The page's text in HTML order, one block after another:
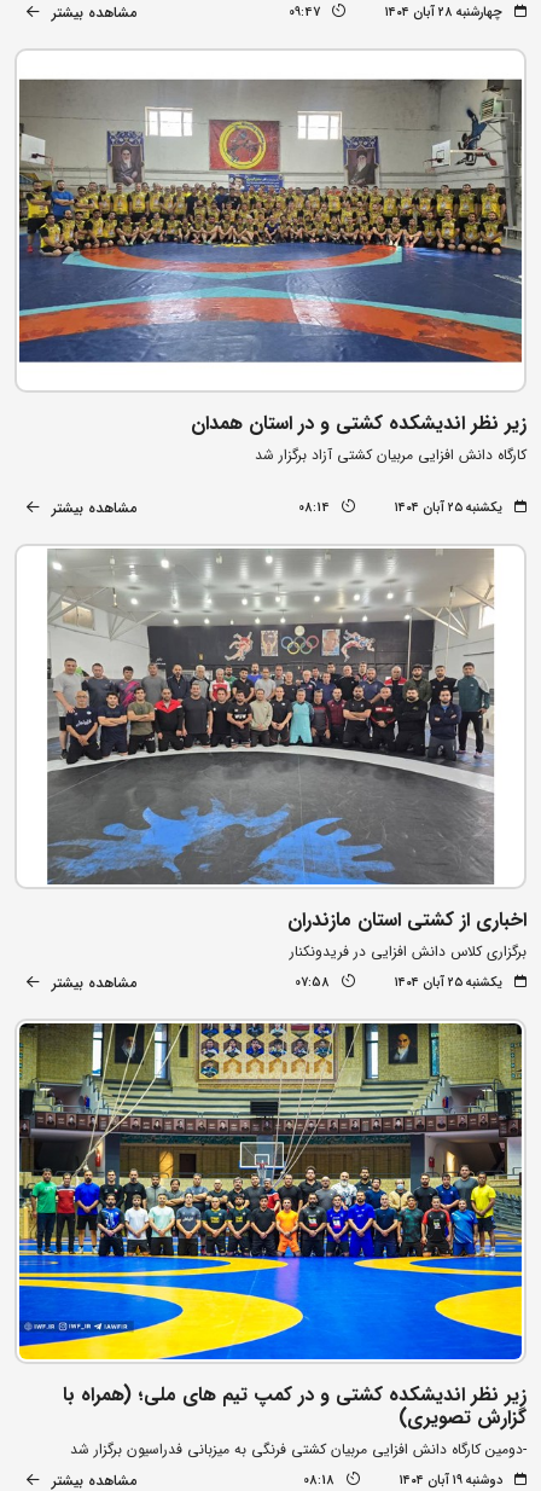
چهارشنبه ۲۸ آبان ۱۴۰۴ 09:47 مشاهده بیشتر
زیر نظر اندیشکده کشتی و در استان همدان
کارگاه دانش افزایی مربیان کشتی آزاد برگزار شد
یکشنبه ۲۵ آبان ۱۴۰۴ 08:14 مشاهده بیشتر
اخباری از کشتی استان مازندران
برگزاری کلاس دانش افزایی در فریدونکنار
یکشنبه ۲۵ آبان ۱۴۰۴ 07:58 مشاهده بیشتر
زیر نظر اندیشکده کشتی و در کمپ تیم های ملی؛ (همراه با
گزارش تصویری)
-دومین کارگاه دانش افزایی مربیان کشتی فرنگی به میزبانی فدراسیون برگزار شد
دوشنبه ۱۹ آبان ۱۴۰۴ 08:18 مشاهده بیشتر